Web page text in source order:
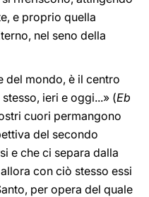
e proprio quella
nel seno della
del mondo, è il centro
ieri e oggi...» (Eb
cuori permangono
del secondo
e che ci separa dalla
con ciò stesso essi
per opera del quale